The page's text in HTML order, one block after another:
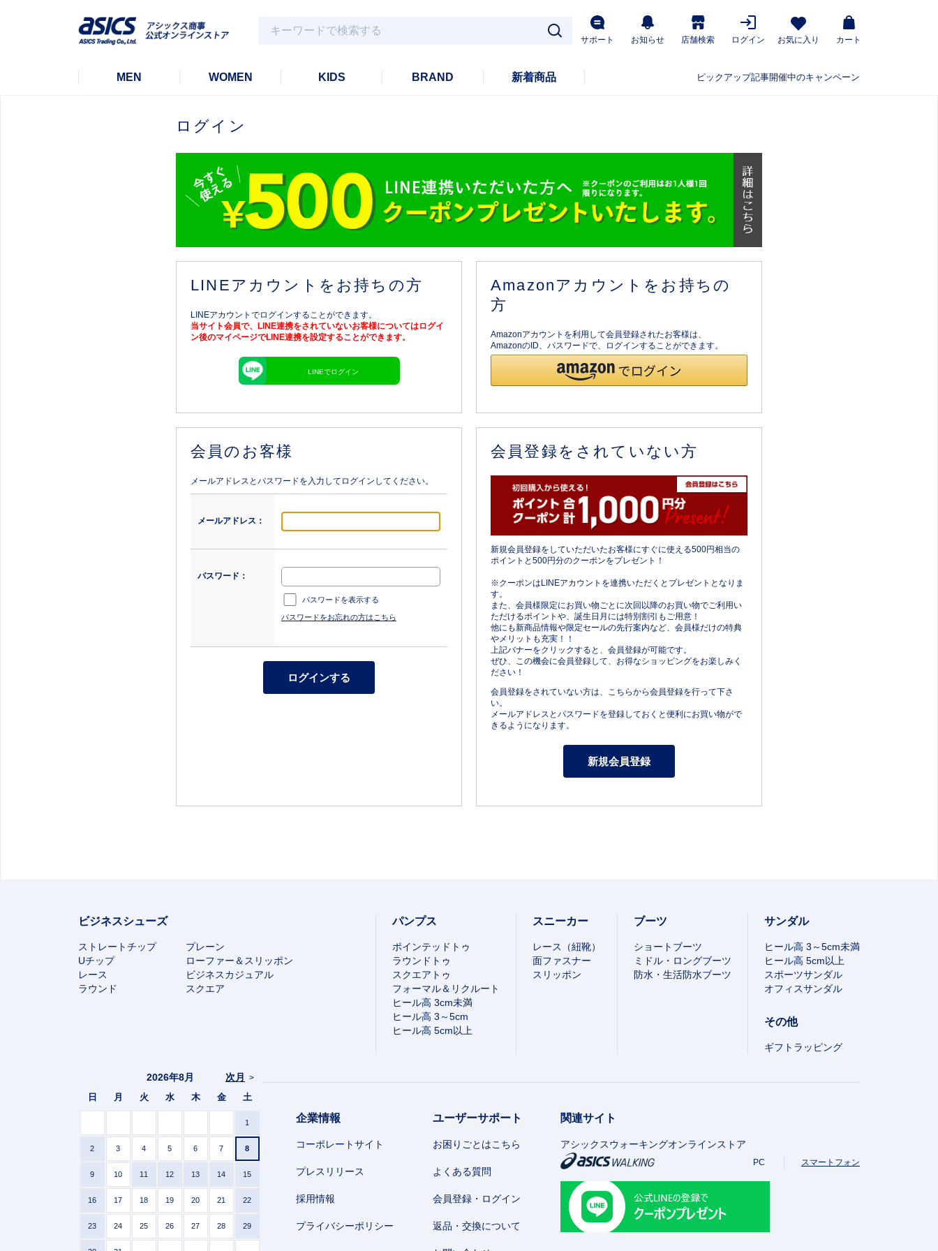
サポート お知らせ 店舗検索 ログイン お気に入り カート
MEN WOMEN KIDS BRAND 新着商品 ピックアップ記事開催中のキャンペーン
ログイン
LINEアカウントをお持ちの方
LINEアカウントでログインすることができます。
当サイト会員で、LINE連携をされていないお客様についてはログイ
ン後のマイページでLINE連携を設定することができます。
LINEでログイン
Amazonアカウントをお持ちの
方
Amazonアカウントを利用して会員登録されたお客様は、
AmazonのID、パスワードで、ログインすることができます。
会員のお客様
メールアドレスとパスワードを入力してログインしてください。
メールアドレス：
パスワード：
パスワードを表示する
パスワードをお忘れの方はこちら
会員登録をされていない方
新規会員登録をしていただいたお客様にすぐに使える500円相当の
ポイントと500円分のクーポンをプレゼント！
※クーポンはLINEアカウントを連携いただくとプレゼントとなりま
す。
また、会員様限定にお買い物ごとに次回以降のお買い物でご利用い
ただけるポイントや、誕生日月には特別割引もご用意！
他にも新商品情報や限定セールの先行案内など、会員様だけの特典
やメリットも充実！！
上記バナーをクリックすると、会員登録が可能です。
ぜひ、この機会に会員登録して、お得なショッピングをお楽しみく
ださい！
会員登録をされていない方は、こちらから会員登録を行って下さ
い。
メールアドレスとパスワードを登録しておくと便利にお買い物がで
きるようになります。
ビジネスシューズ
ストレートチップ
プレーン
Uチップ
ローファー＆スリッポン
レース
ビジネスカジュアル
ラウンド
スクエア
パンプス
ポインテッドトゥ
ラウンドトゥ
スクエアトゥ
フォーマル＆リクルート
ヒール高 3cm未満
ヒール高 3～5cm
ヒール高 5cm以上
スニーカー
レース（紐靴）
面ファスナー
スリッポン
ブーツ
ショートブーツ
ミドル・ロングブーツ
防水・生活防水ブーツ
サンダル
ヒール高 3～5cm未満
ヒール高 5cm以上
スポーツサンダル
オフィスサンダル
その他
ギフトラッピング
次月 >
2026年8月
日 月 火 水 木 金 土
1
2 3 4 5 6 7 8
9 10 11 12 13 14 15
16 17 18 19 20 21 22
23 24 25 26 27 28 29
企業情報
コーポレートサイト
プレスリリース
採用情報
プライバシーポリシー
ユーザーサポート
お困りごとはこちら
よくある質問
会員登録・ログイン
返品・交換について
関連サイト
アシックスウォーキングオンラインストア
PC スマートフォン